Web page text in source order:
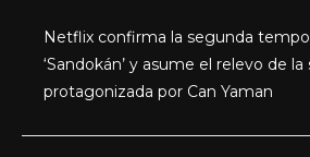
Netflix confirma la segunda
‘Sandokán’ y asume el relevo de la
protagonizada por Can Yaman